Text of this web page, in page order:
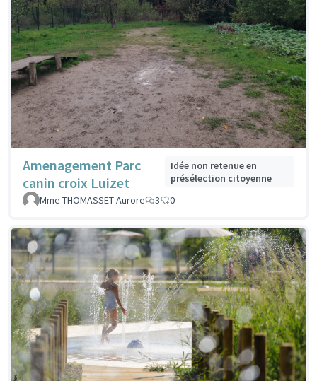
Amenagement Parc
canin croix Luizet
Idée non retenue en
présélection citoyenne
Mme THOMASSET Aurore
3 0